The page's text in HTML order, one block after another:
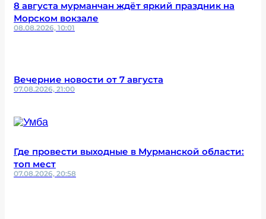
8 августа мурманчан ждёт яркий праздник на
Морском вокзале
08.08.2026, 10:01
Вечерние новости от 7 августа
07.08.2026, 21:00
Где провести выходные в Мурманской области:
топ мест
07.08.2026, 20:58